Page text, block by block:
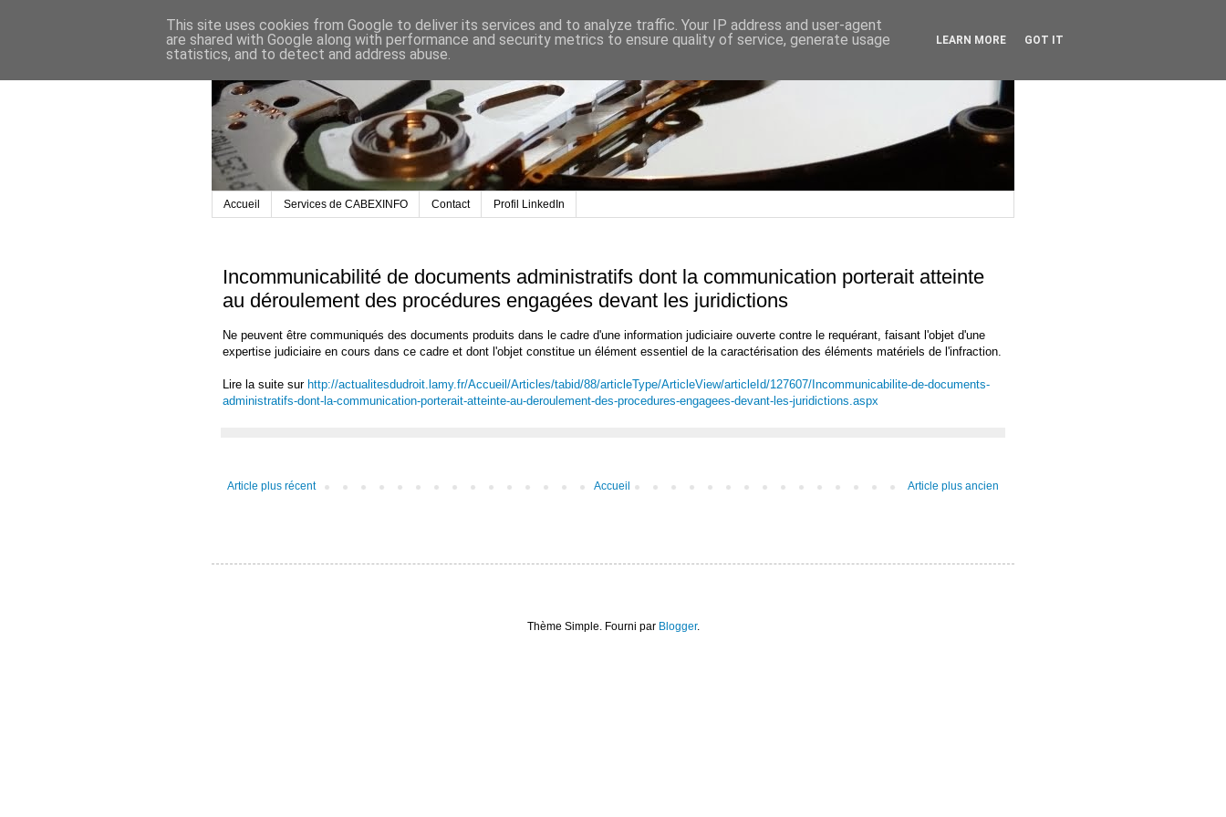
Accueil Services de CABEXINFO Contact Profil LinkedIn
Incommunicabilité de documents administratifs dont la communication porterait atteinte
au déroulement des procédures engagées devant les juridictions
Ne peuvent être communiqués des documents produits dans le cadre d'une information judiciaire ouverte contre le requérant, faisant l'objet d'une
expertise judiciaire en cours dans ce cadre et dont l'objet constitue un élément essentiel de la caractérisation des éléments matériels de l'infraction.
Lire la suite sur http://actualitesdudroit.lamy.fr/Accueil/Articles/tabid/88/articleType/ArticleView/articleId/127607/Incommunicabilite-de-documents-
administratifs-dont-la-communication-porterait-atteinte-au-deroulement-des-procedures-engagees-devant-les-juridictions.aspx
Article plus récent Article plus ancien
Accueil
Thème Simple. Fourni par Blogger.
This site uses cookies from Google to deliver its services and to analyze traffic. Your IP address and user-agent
are shared with Google along with performance and security metrics to ensure quality of service, generate usage
statistics, and to detect and address abuse.
LEARN MORE GOT IT